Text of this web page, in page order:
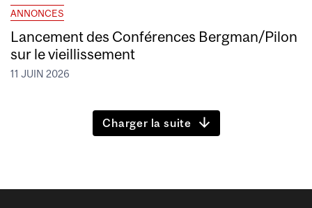
ANNONCES
Lancement des Conférences Bergman/Pilon
sur le vieillissement
11 JUIN 2026
Charger la suite